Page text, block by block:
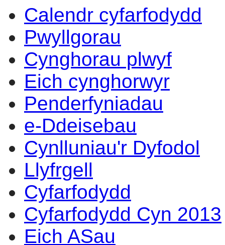
Calendr cyfarfodydd
Pwyllgorau
Cynghorau plwyf
Eich cynghorwyr
Penderfyniadau
e-Ddeisebau
Cynlluniau'r Dyfodol
Llyfrgell
Cyfarfodydd
Cyfarfodydd Cyn 2013
Eich ASau
16:3014:00
14:00
14:00
10:00
13:00
14:00
14:00
09:30
17:00
14:00